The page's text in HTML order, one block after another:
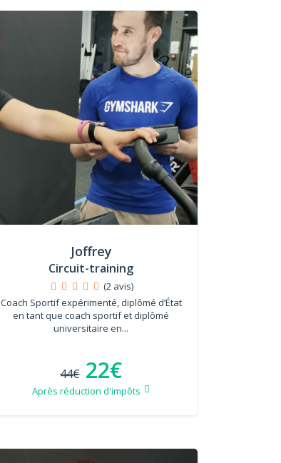
Joffrey
Circuit-training
(2 avis)
Coach Sportif expérimenté, diplômé d’État
en tant que coach sportif et diplômé
universitaire en...
44€ 22€
Après réduction d'impôts